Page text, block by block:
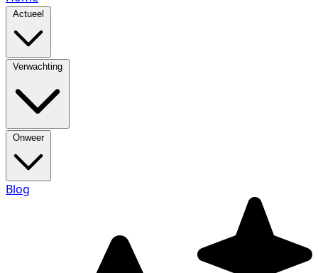
Actueel
Verwachting
Onweer
Blog